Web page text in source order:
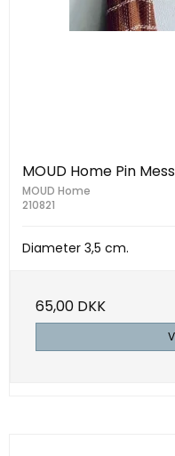
MOUD Home Pin
MOUD Home
210821
Diameter 3,5 cm.
65,00 DKK